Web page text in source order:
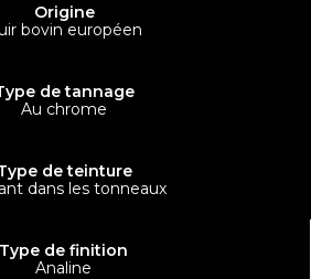
Origine
bovin européen
de tannage
Au chrome
de teinture
dans les tonneaux
Type de finition
Analine